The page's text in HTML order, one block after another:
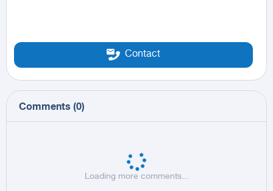
Contact
Comments (0)
Loading more comments...